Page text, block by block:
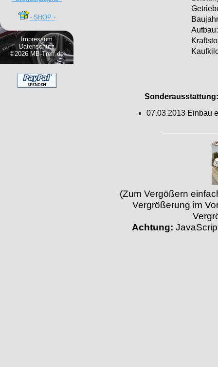
- SHOP -
Impressum
Datenschutz
©2026 MB-Treff.de
Aufbau:
Sonderausstattung:
07.03.2013 Einbau
(Zum Vergößern
Vergrößerung im
Achtung: